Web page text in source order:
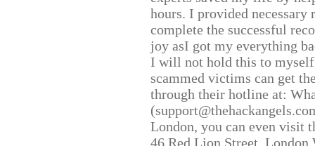
hours. I provided
complete the successful
joy asI got my everything
I will not hold this to
scammed victims can get
through their hotline at:
London, you can even visit
46 Red Lion Street, London